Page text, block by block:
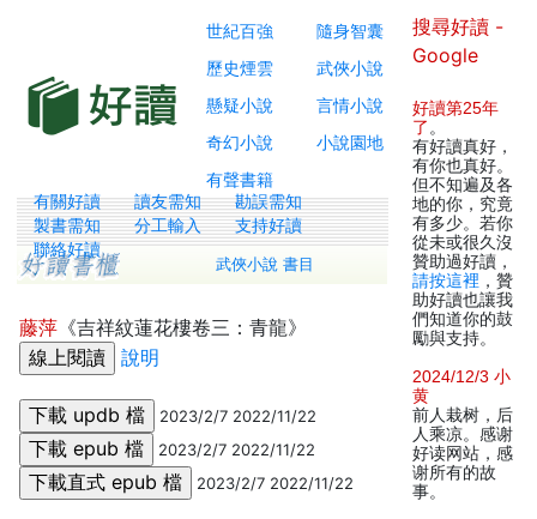
世紀百強
隨身智囊
歷史煙雲
武俠小說
懸疑小說
言情小說
奇幻小說
小說園地
有聲書籍
有關好讀 讀友需知
勘誤需知
製書需知
分工輸入
支持好讀
聯絡好讀
武俠小說 書目
藤萍 《吉祥紋蓮花樓卷三：青龍》
說明
2023/2/7 2022/11/22
2023/2/7 2022/11/22
2023/2/7 2022/11/22
搜尋好讀 -
Google
好讀第25年
了 。
有好讀真好，
有你也真好。
但不知遍及各
地的你，究竟
有多少。若你
從未或很久沒
贊助過好讀，
請按這裡 ，贊
助好讀也讓我
們知道你的鼓
勵與支持。
2024/12/3 小
黄
前人栽树，后
人乘凉。感谢
好读网站，感
谢所有的故
事。